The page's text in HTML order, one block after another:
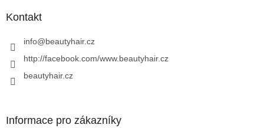
r
Kontakt
info@beautyhair.cz
http://facebook.com/www.beautyhair.cz
beautyhair.cz
Informace pro zákazníky